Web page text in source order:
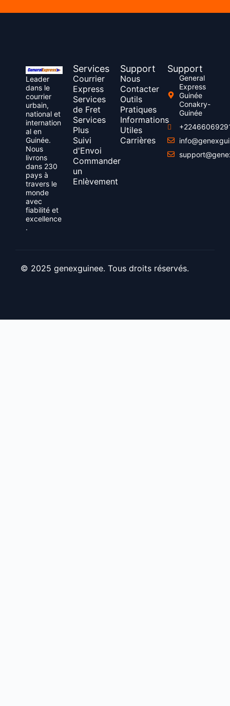
Leader
dans le
courrier
urbain,
national et
internation
al en
Guinée.
Nous
livrons
dans 230
pays à
travers le
monde
avec
fiabilité et
excellence
.
Services
Courrier
Express
Services
de Fret
Services
Plus
Suivi
d'Envoi
Commander
un
Enlèvement
Support
Nous
Contacter
Outils
Pratiques
Informations
Utiles
Carrières
Support
General
Express
Guinée
Conakry-
Guinée
© 2025 genexguinee. Tous droits réservés.